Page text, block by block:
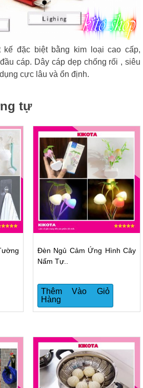
đặc biệt bằng kim loại cao cấp,
cáp. Dây cáp dẹp chống rối , siêu
cực lâu và ổn định.
tự
Đèn Ngủ Cảm Ứng Hình Cây
Nấm Tự..
Thêm Vào Giỏ
Hàng